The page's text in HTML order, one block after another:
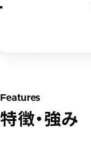
Features
特徴・強み